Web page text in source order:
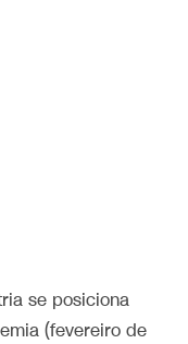
se posiciona
(fevereiro de